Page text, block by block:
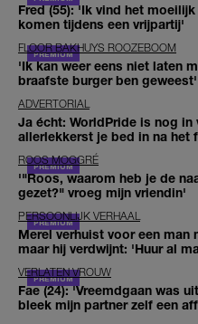
Fred (55): 'Ik vind het
komen tijdens een vrijpartij'
FLOOR BAKHUYS ROOZEBOOM
'Ik kan weer eens niet laten
braafste burger ben geweest'
ADVERTORIAL
Ja écht: WorldPride is nog in
allerlekkerst je bed in na het
ROOS MOGGRÉ
'"Roos, waarom heb je de
gezet?" vroeg mijn vriendin'
PERSOONLIJK VERHAAL
Merel verhuist voor een man
maar hij verdwijnt: 'Huur al
VERLATEN VROUW
Fae (24): 'Vreemdgaan was
bleek mijn partner zelf een